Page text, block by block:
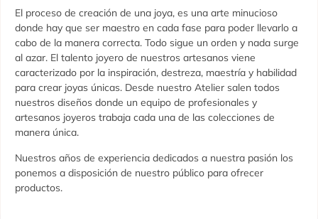
El proceso de creación de una joya, es una arte minucioso
donde hay que ser maestro en cada fase para poder llevarlo a
cabo de la manera correcta. Todo sigue un orden y nada surge
al azar. El talento joyero de nuestros artesanos viene
caracterizado por la inspiración, destreza, maestría y habilidad
para crear joyas únicas. Desde nuestro Atelier salen todos
nuestros diseños donde un equipo de profesionales y
artesanos joyeros trabaja cada una de las colecciones de
manera única.
Nuestros años de experiencia dedicados a nuestra pasión los
ponemos a disposición de nuestro público para ofrecer
productos.